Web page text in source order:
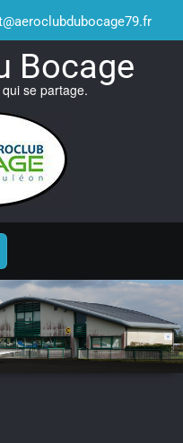
Bocage
se partage.